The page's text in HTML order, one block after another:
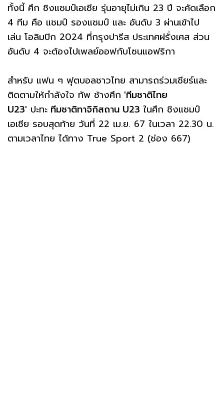
ทั้งนี้ ศึก ชิงแชมป์เอเชีย รุ่นอายุไม่เกิน 23 ปี จะคัดเลือก
4 ทีม คือ แชมป์ รองแชมป์ และ อันดับ 3 ผ่านเข้าไป
เล่น โอลิมปิก 2024 ที่กรุงปารีส ประเทศฝรั่งเศส ส่วน
อันดับ 4 จะต้องไปเพลย์ออฟกับโซนแอฟริกา
สำหรับ แฟน ๆ ฟุตบอลชาวไทย สามารถร่วมเชียร์และ
ติดตามให้กำลังใจ ทัพ ช้างศึก 'ทีมชาติไทย
U23' ปะทะ ทีมชาติทาจิกิสถาน U23 ในศึก ชิงแชมป์
เอเชีย รอบสุดท้าย วันที่ 22 เม.ย. 67 ในเวลา 22.30 น.
ตามเวลาไทย ได้ทาง True Sport 2 (ช่อง 667)